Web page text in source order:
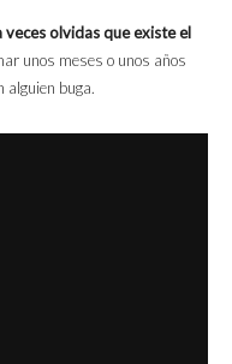
olvidas que existe el
unos meses o unos años
alguien buga.